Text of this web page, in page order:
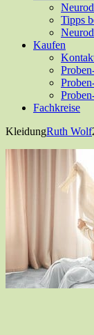
Tipps
Kaufen
Fachkreise
KleidungRuth Wolf